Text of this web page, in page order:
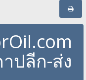
ปลีก-ส่ง